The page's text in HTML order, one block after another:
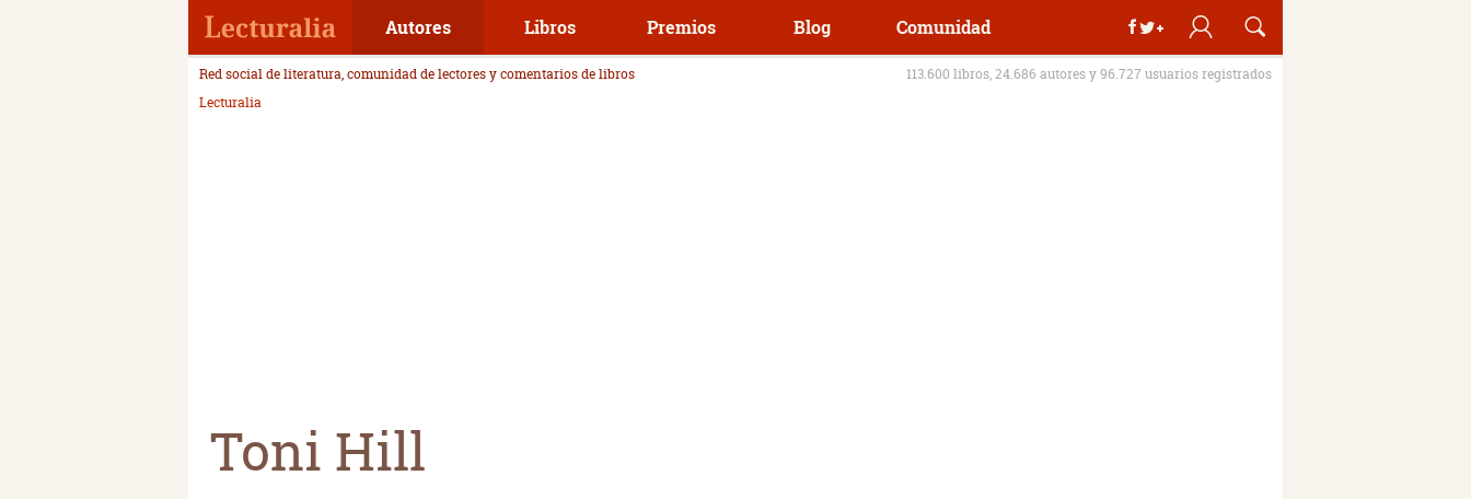
Autores Libros Premios Blog Comunidad
Red social de literatura, comunidad de lectores y comentarios de libros
113.600 libros, 24.686 autores y 96.727 usuarios registrados
Lecturalia
Toni Hill